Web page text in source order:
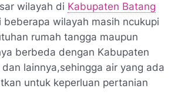
wilayah di Kabupaten Batang
beberapa wilayah masih ncukupi
rumah tangga maupun
berbeda dengan Kabupaten
lainnya,sehingga air yang ada
untuk keperluan pertanian